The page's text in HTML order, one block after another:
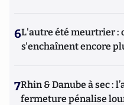
6L'autre été meurtrier :
s'enchaînent encore
7Rhin & Danube à sec :
fermeture pénalise